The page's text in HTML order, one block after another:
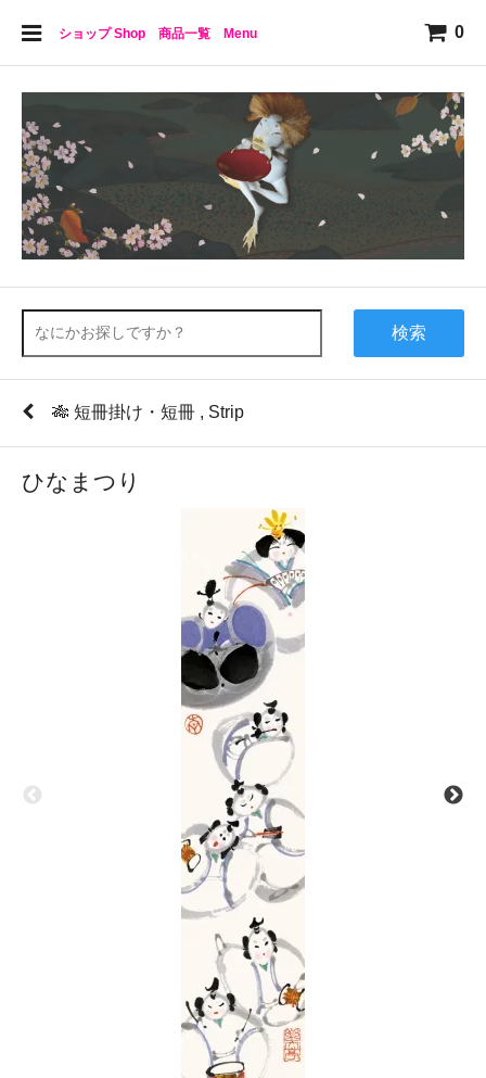
ショップ Shop 商品一覧 Menu 0
検索
🎋 短冊掛け・短冊 , Strip
ひなまつり